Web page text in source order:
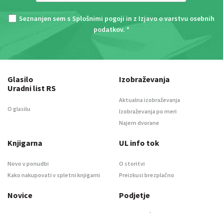
Seznanjen sem s Splošnimi pogoji in z Izjavo o varstvu osebnih
podatkov. *
Glasilo
Uradni list RS
O glasilu
Izobraževanja
Aktualna izobraževanja
Izobraževanja po meri
Najem dvorane
Knjigarna
Novo v ponudbi
Kako nakupovati v spletni knjigarni
UL info tok
O storitvi
Preizkusi brezplačno
Novice Podjetje